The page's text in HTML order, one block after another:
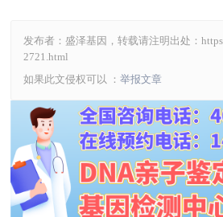
发布者：盛泽基因，转载请注明出处：
2721.html
如果此文侵权可以 ： 举报文章